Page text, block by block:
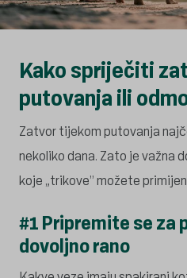
Kako spriječiti
putovanja ili
Zatvor tijekom putovanja
nekoliko dana. Zato je važna
koje „trikove” možete
#1 Pripremite se za
dovoljno rano